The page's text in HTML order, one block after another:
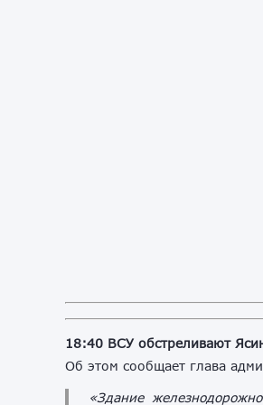
18:40 ВСУ обстреливают
Об этом сообщает глава
«Здание